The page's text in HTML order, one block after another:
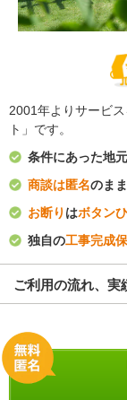
2001年よりサービ
ト」です。
条件にあった地
商談は匿名のま
お断り はボタン
独自の工事完成
ご利用の流れ、実